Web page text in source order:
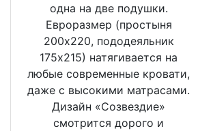
одна на две подушки.
Евроразмер (простыня
200х220, пододеяльник
175х215) натягивается на
любые современные кровати,
даже с высокими матрасами.
Дизайн «Созвездие»
смотрится дорого и